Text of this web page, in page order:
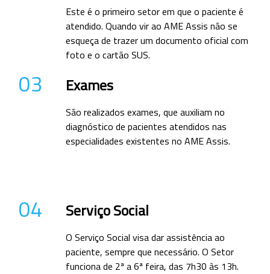
Este é o primeiro setor em que o paciente é
atendido. Quando vir ao AME Assis não se
esqueça de trazer um documento oficial com
foto e o cartão SUS.
03 Exames
São realizados exames, que auxiliam no
diagnóstico de pacientes atendidos nas
especialidades existentes no AME Assis.
04 Serviço Social
O Serviço Social visa dar assistência ao
paciente, sempre que necessário. O Setor
funciona de 2ª a 6ª feira, das 7h30 às 13h.